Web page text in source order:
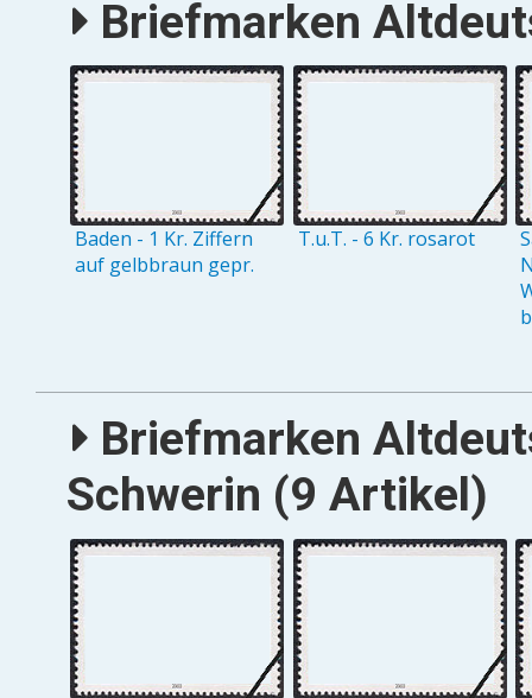
Briefmarken
Baden - 1 Kr. Ziffern
auf gelbbraun gepr.
T.u.T. - 6 Kr. rosarot
Briefmarken
Schwerin (9 Artikel)